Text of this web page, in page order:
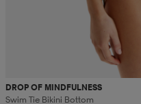
DROP OF MINDFULNESS
Swim Tie Bikini Bottom